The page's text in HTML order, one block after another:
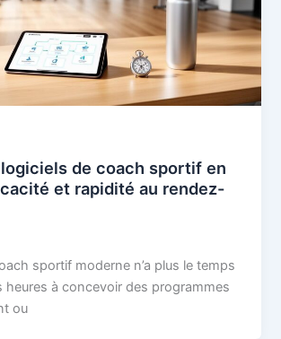
de coach sportif en
et rapidité au rendez-
sportif moderne n’a plus le temps
heures à concevoir des programmes
ou